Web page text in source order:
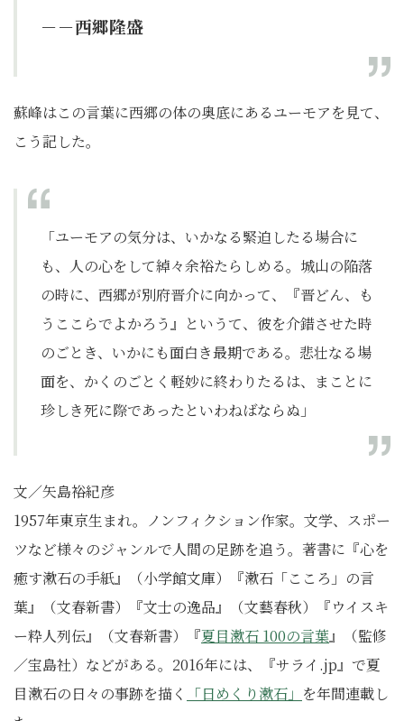
－－西郷隆盛
蘇峰はこの言葉に西郷の体の奥底にあるユーモアを見て、
こう記した。
「ユーモアの気分は、いかなる緊迫したる場合に
も、人の心をして綽々余裕たらしめる。城山の陥落
の時に、西郷が別府晋介に向かって、『晋どん、も
うここらでよかろう』というて、彼を介錯させた時
のごとき、いかにも面白き最期である。悲壮なる場
面を、かくのごとく軽妙に終わりたるは、まことに
珍しき死に際であったといわねばならぬ」
文／矢島裕紀彦
1957年東京生まれ。ノンフィクション作家。文学、スポー
ツなど様々のジャンルで人間の足跡を追う。著書に『心を
癒す漱石の手紙』（小学館文庫）『漱石「こころ」の言
葉』（文春新書）『文士の逸品』（文藝春秋）『ウイスキ
ー粋人列伝』（文春新書）『夏目漱石 100の言葉』（監修
／宝島社）などがある。2016年には、『サライ.jp』で夏
目漱石の日々の事跡を描く
「日めくり漱石」 を年間連載し